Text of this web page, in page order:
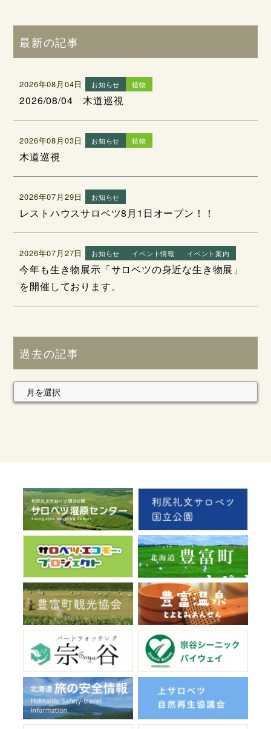
最新の記事
2026年08月04日 お知らせ 植物
2026/08/04 木道巡視
2026年08月03日 お知らせ 植物
木道巡視
2026年07月29日 お知らせ
レストハウスサロベツ8月1日オープン！！
2026年07月27日 お知らせ イベント情報 イベント案内
今年も生き物展示「サロベツの身近な生き物展」
を開催しております。
過去の記事